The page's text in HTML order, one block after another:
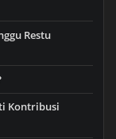
Restu
Kontribusi